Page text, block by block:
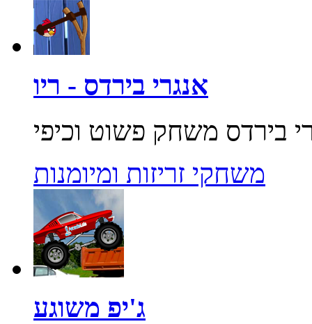
אנגרי בירדס - ריו
משחקי זריזות ומיומנות
ג'יפ משוגע